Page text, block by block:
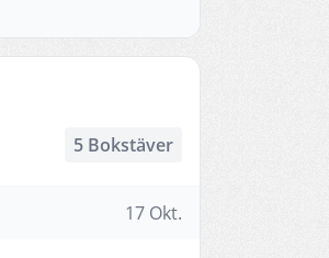
5 Bokstäver
17 Okt.